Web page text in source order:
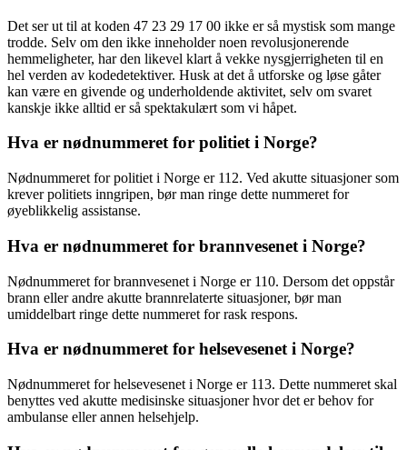
Det ser ut til at koden 47 23 29 17 00 ikke er så mystisk som mange
trodde. Selv om den ikke inneholder noen revolusjonerende
hemmeligheter, har den likevel klart å vekke nysgjerrigheten til en
hel verden av kodedetektiver. Husk at det å utforske og løse gåter
kan være en givende og underholdende aktivitet, selv om svaret
kanskje ikke alltid er så spektakulært som vi håpet.
Hva er nødnummeret for politiet i Norge?
Nødnummeret for politiet i Norge er 112. Ved akutte situasjoner som
krever politiets inngripen, bør man ringe dette nummeret for
øyeblikkelig assistanse.
Hva er nødnummeret for brannvesenet i Norge?
Nødnummeret for brannvesenet i Norge er 110. Dersom det oppstår
brann eller andre akutte brannrelaterte situasjoner, bør man
umiddelbart ringe dette nummeret for rask respons.
Hva er nødnummeret for helsevesenet i Norge?
Nødnummeret for helsevesenet i Norge er 113. Dette nummeret skal
benyttes ved akutte medisinske situasjoner hvor det er behov for
ambulanse eller annen helsehjelp.